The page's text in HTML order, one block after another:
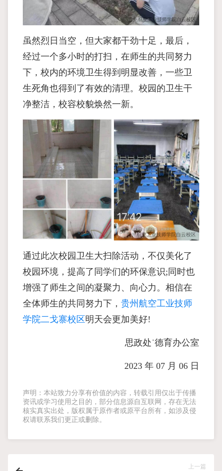
虽然烈日当空，但大家都干劲十足，最后，
经过一个多小时的打扫，在师生的共同努力
下，校内的环境卫生得到明显改善，一些卫
生死角也得到了有效的清理。校园的卫生干
净整洁，校容校貌焕然一新。
通过此次校园卫生大扫除活动，不仅美化了
校园环境，提高了同学们的环保意识;同时也
增强了师生之间的凝聚力、向心力。相信在
全体师生的共同努力下， 贵州航空工业技师
学院二戈寨校区 明天会更加美好!
思政处˙德育办公室
2023 年 07 月 06 日
声明：本站致力分享有价值的内容，转载引用仅出于传播
资讯或学习使用之目的，部分信息源自互联网，存在无法
核实真实出处，版权属于原作者或原平台所有，如涉及侵
权请联系我们更正或删除。
上一篇